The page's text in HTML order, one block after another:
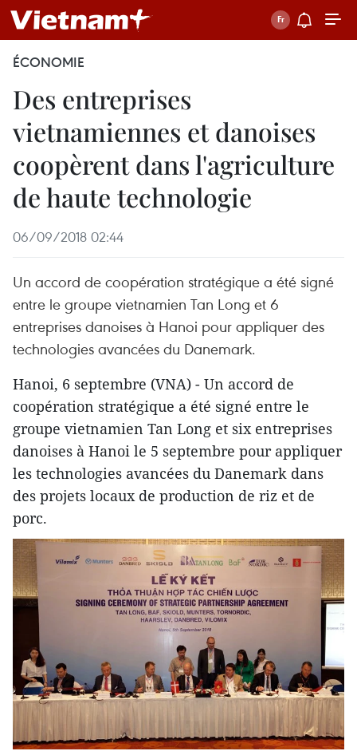
ÉCONOMIE
Des entreprises
vietnamiennes et danoises
coopèrent dans l'agriculture
de haute technologie
06/09/2018 02:44
Un accord de coopération stratégique a été signé
entre le groupe vietnamien Tan Long et 6
entreprises danoises à Hanoi pour appliquer des
technologies avancées du Danemark.
Hanoi, 6 septembre (VNA) - Un accord de
coopération stratégique a été signé entre le
groupe vietnamien Tan Long et six entreprises
danoises à Hanoi le 5 septembre pour appliquer
les technologies avancées du Danemark dans
des projets locaux de production de riz et de
porc.